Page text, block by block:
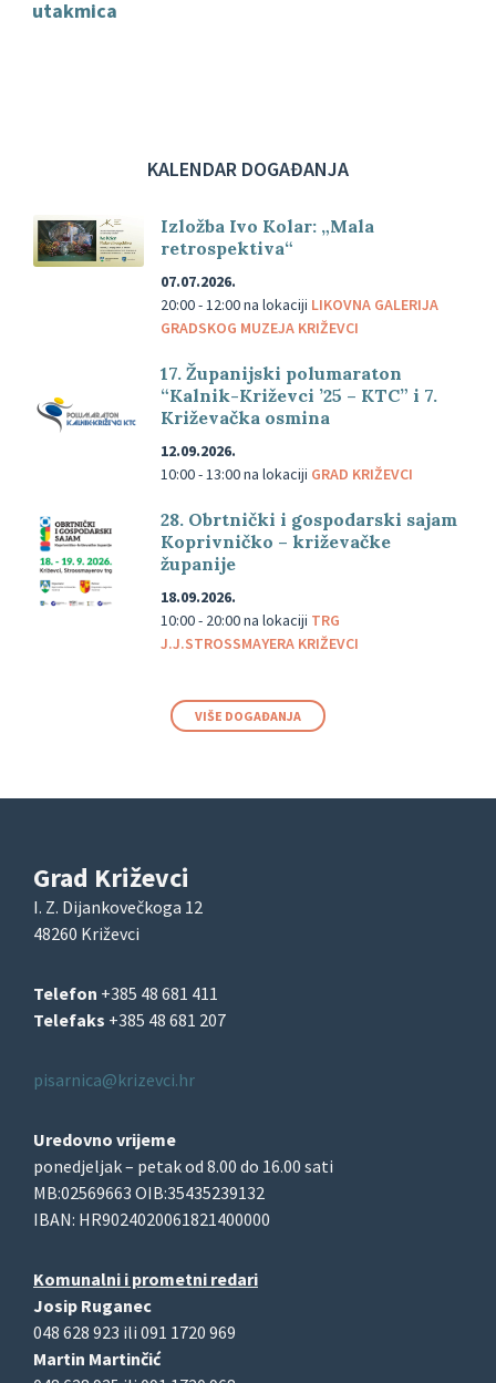
utakmica
KALENDAR DOGAĐANJA
Izložba Ivo Kolar: „Mala
retrospektiva“
07.07.2026.
20:00 - 12:00na lokaciji LIKOVNA GALERIJA
GRADSKOG MUZEJA KRIŽEVCI
17. Županijski polumaraton
“Kalnik-Križevci ’25 – KTC” i 7.
Križevačka osmina
12.09.2026.
10:00 - 13:00na lokaciji GRAD KRIŽEVCI
28. Obrtnički i gospodarski sajam
Koprivničko – križevačke
županije
18.09.2026.
10:00 - 20:00na lokaciji TRG
J.J.STROSSMAYERA KRIŽEVCI
VIŠE DOGAĐANJA
Grad Križevci
I. Z. Dijankovečkoga 12
48260 Križevci
Telefon +385 48 681 411
Telefaks +385 48 681 207
pisarnica@krizevci.hr
Uredovno vrijeme
ponedjeljak – petak od 8.00 do 16.00 sati
MB:02569663 OIB:35435239132
IBAN: HR9024020061821400000
Komunalni i prometni redari
Josip Ruganec
048 628 923 ili 091 1720 969
Martin Martinčić